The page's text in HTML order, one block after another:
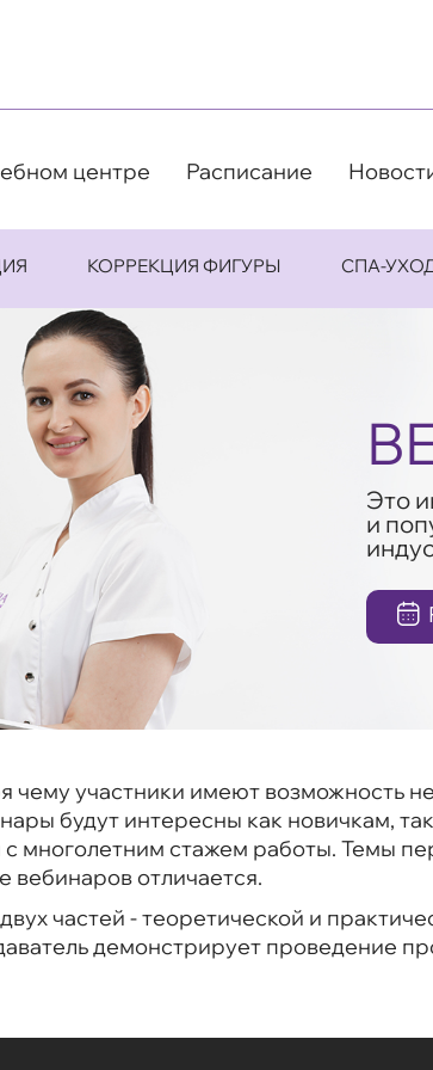
центре Расписание
КОРРЕКЦИЯ ФИГУРЫ СПА-
Это
и
участники имеют возможность
будут интересны как новичкам,
многолетним стажем работы. Темы
отличается.
частей - теоретической и
демонстрирует проведение